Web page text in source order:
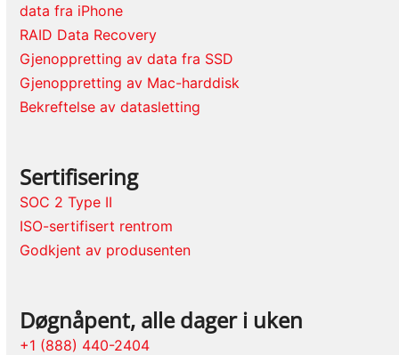
data fra iPhone
RAID Data Recovery
Gjenoppretting av data fra SSD
Gjenoppretting av Mac-harddisk
Bekreftelse av datasletting
Sertifisering
SOC 2 Type II
ISO-sertifisert rentrom
Godkjent av produsenten
Døgnåpent, alle dager i uken
+1 (888) 440-2404